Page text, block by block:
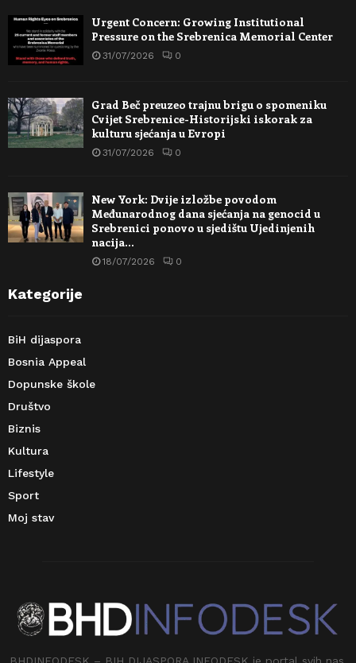
Urgent Concern: Growing Institutional
Pressure on the Srebrenica Memorial Center
31/07/2026 0
Grad Beč preuzeo trajnu brigu o spomeniku
Cvijet Srebrenice-Historijski iskorak za
kulturu sjećanja u Evropi
31/07/2026 0
New York: Dvije izložbe povodom
Međunarodnog dana sjećanja na genocid u
Srebrenici ponovo u sjedištu Ujedinjenih
nacija…
18/07/2026 0
Kategorije
BiH dijaspora
Bosnia Appeal
Dopunske škole
Društvo
Biznis
Kultura
Lifestyle
Sport
Moj stav